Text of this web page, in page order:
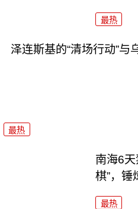
最热
泽连斯基的“清场行动”与
最热
南海6
棋”，锤
最热